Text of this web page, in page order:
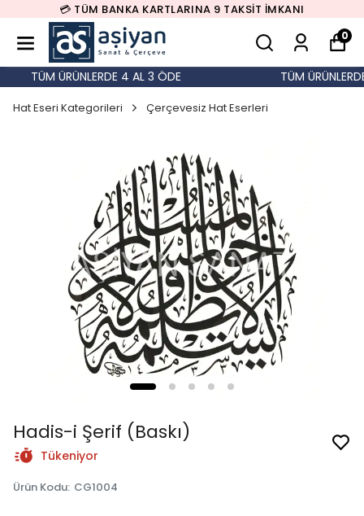
💳 TÜM BANKA KARTLARINA 9 TAKSİT İMKANI
0
TÜM ÜRÜNLERDE 4 AL 3 ÖDE TÜM
Hat Eseri Kategorileri Çerçevesiz Hat Eserleri
Hadis-i Şerif (Baskı)
Tükeniyor
Ürün Kodu: CG1004